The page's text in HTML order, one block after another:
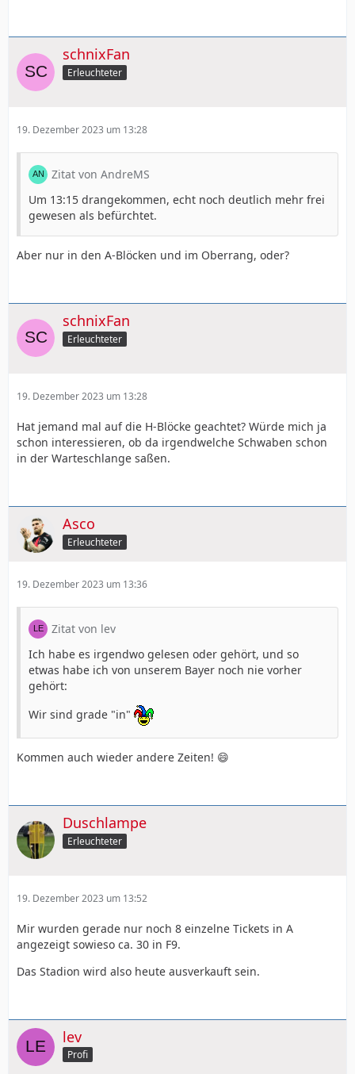
schnixFan
Erleuchteter
19. Dezember 2023 um 13:28
Zitat von AndreMS
Um 13:15 drangekommen, echt noch deutlich mehr frei
gewesen als befürchtet.
Aber nur in den A-Blöcken und im Oberrang, oder?
schnixFan
Erleuchteter
19. Dezember 2023 um 13:28
Hat jemand mal auf die H-Blöcke geachtet? Würde mich ja
schon interessieren, ob da irgendwelche Schwaben schon
in der Warteschlange saßen.
Asco
Erleuchteter
19. Dezember 2023 um 13:36
Zitat von lev
Ich habe es irgendwo gelesen oder gehört, und so
etwas habe ich von unserem Bayer noch nie vorher
gehört:
Wir sind grade "in"
Kommen auch wieder andere Zeiten! 😄
Duschlampe
Erleuchteter
19. Dezember 2023 um 13:52
Mir wurden gerade nur noch 8 einzelne Tickets in A
angezeigt sowieso ca. 30 in F9.
Das Stadion wird also heute ausverkauft sein.
lev
Profi